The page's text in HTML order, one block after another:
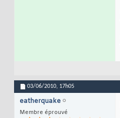
03/06/2010, 17h05
eatherquake
Membre éprouvé